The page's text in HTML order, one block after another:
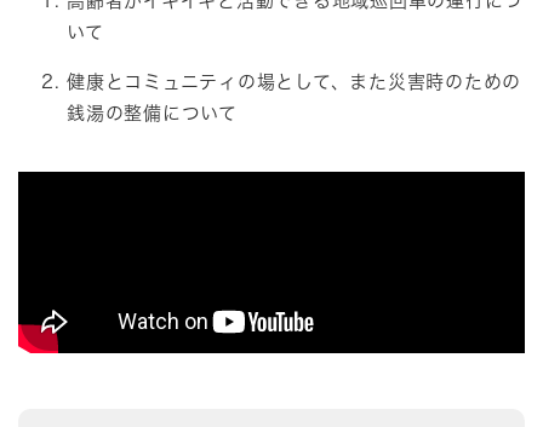
いて
健康とコミュニティの場として、また災害時のための
銭湯の整備について